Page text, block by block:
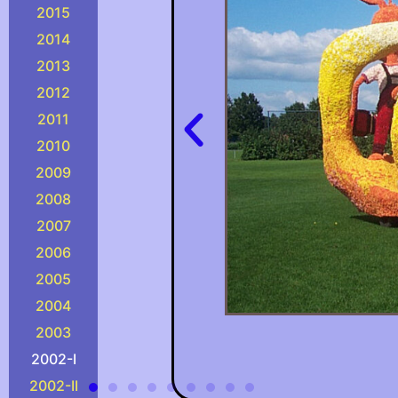
2015
2014
2013
2012
2011
2010
2009
2008
2007
2006
2005
2004
2003
2002-I
2002-II